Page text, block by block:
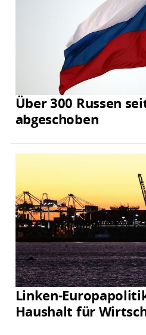
Über 300 Russen
abgeschoben
Linken-
Haushalt für